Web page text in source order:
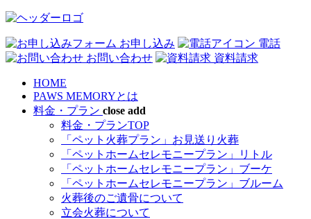
お申し込み
電話
お問い合わせ
資料請求
HOME
PAWS MEMORYとは
料金・プラン close add
料金・プランTOP
「ペット火葬プラン」お見送り火葬
「ペットホームセレモニープラン」リトル
「ペットホームセレモニープラン」ブーケ
「ペットホームセレモニープラン」ブルーム
火葬後のご遺骨について
立会火葬について